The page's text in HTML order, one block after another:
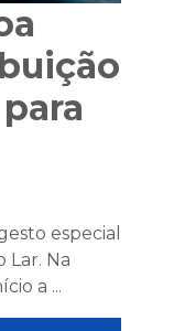
especial
Lar. Na
a ...